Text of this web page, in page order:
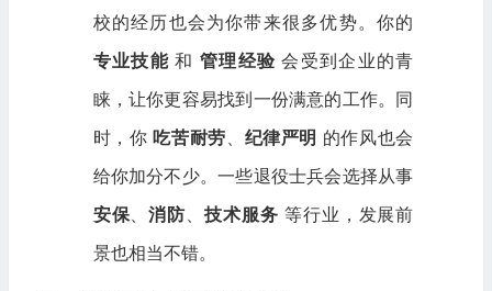
校的经历也会为你带来很多优势。你的
专业技能和 管理经验 会受到企业的青
睐，让你更容易找到一份满意的工作。同
时，你 吃苦耐劳 纪律严明 的作风也会
给你加分不少。一些退役士兵会选择从事
安保 、消防 、技术服务 等行业，发展前
景也相当不错。